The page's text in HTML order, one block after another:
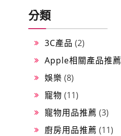
分類
3C產品 (2)
Apple相關產品推薦
娛樂 (8)
寵物 (11)
寵物用品推薦 (3)
廚房用品推薦 (11)